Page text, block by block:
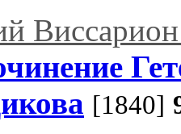
[1840]